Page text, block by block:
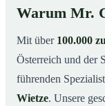
Warum Mr.
Mit über 100.000
Österreich und der
führenden
Wietze. Unsere